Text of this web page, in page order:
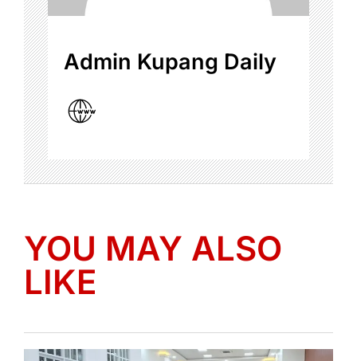
Admin Kupang Daily
YOU MAY ALSO
LIKE